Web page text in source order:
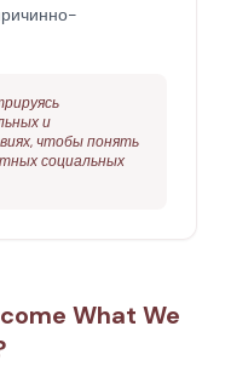
и
чтобы понять
социальных
What We